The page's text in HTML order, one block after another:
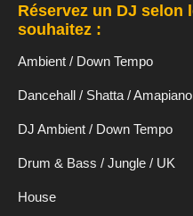
Réservez un DJ selon
souhaitez :
Ambient / Down Tempo
Dancehall / Shatta / Amapiano
DJ Ambient / Down Tempo
Drum & Bass / Jungle / UK
House